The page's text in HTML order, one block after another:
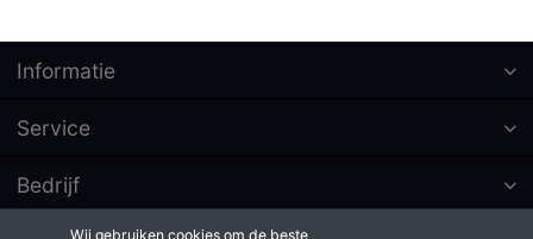
Informatie
Service
Bedrijf
Wij gebruiken cookies om de beste